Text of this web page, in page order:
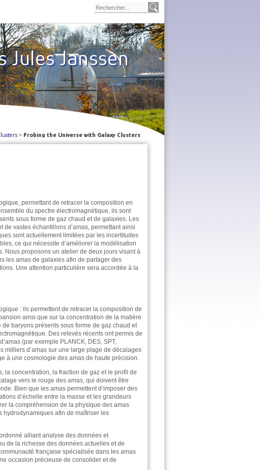
Jules Janssen
> Probing the Universe with Galaxy Clusters
permettant de retracer la composition en
du spectre électromagnétique, ils sont
sous forme de gaz chaud et de galaxies. Les
de vastes échantillons d’amas, permettant ainsi
sont actuellement limitées par les incertitudes
ce qui nécessite d’améliorer la modélisation
Nous proposons un atelier de deux jours visant à
les amas de galaxies afin de partager des
Une attention particulière sera accordée à la
: ils permettent de retracer la composition de
ainsi que sur la concentration de la matière
baryons présents sous forme de gaz chaud et
Des relevés récents ont permis de
(par exemple PLANCK, DES, SPT,
milliers d’amas sur une large plage de décalages
à une cosmologie des amas de haute précision.
la concentration, la fraction de gaz et le profil de
vers le rouge des amas, qui doivent être
Bien que les amas permettent d’imposer des
d’échelle entre la masse et les grandeurs
la compréhension de la physique des amas
hydrodynamiques afin de maîtriser les
alliant analyse des données et
de la richesse des données actuelles et de
française spécialisée dans les amas
occasion précieuse de consolider et de